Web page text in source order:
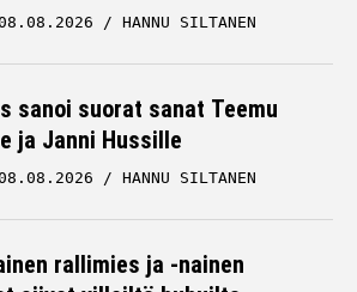
HANNU SILTANEN
sanoi suorat sanat Teemu
ja Janni Hussille
HANNU SILTANEN
rallimies ja -nainen